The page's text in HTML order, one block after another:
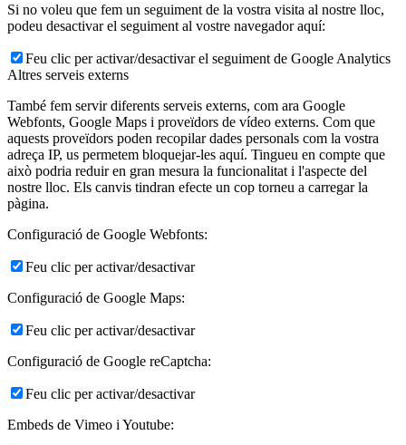
Si no voleu que fem un seguiment de la vostra visita al nostre lloc,
podeu desactivar el seguiment al vostre navegador aquí:
Feu clic per activar/desactivar el seguiment de Google Analytics
Altres serveis externs
També fem servir diferents serveis externs, com ara Google
Webfonts, Google Maps i proveïdors de vídeo externs. Com que
aquests proveïdors poden recopilar dades personals com la vostra
adreça IP, us permetem bloquejar-les aquí. Tingueu en compte que
això podria reduir en gran mesura la funcionalitat i l'aspecte del
nostre lloc. Els canvis tindran efecte un cop torneu a carregar la
pàgina.
Configuració de Google Webfonts:
Feu clic per activar/desactivar
Configuració de Google Maps:
Feu clic per activar/desactivar
Configuració de Google reCaptcha:
Feu clic per activar/desactivar
Embeds de Vimeo i Youtube: